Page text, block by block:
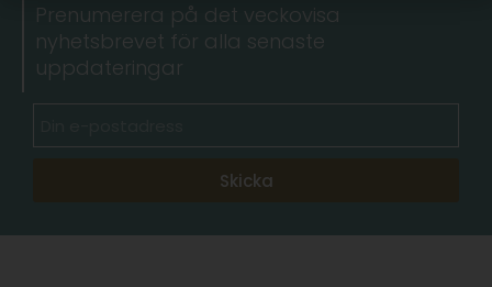
Prenumerera på det veckovisa
nyhetsbrevet för alla senaste
uppdateringar
Skicka